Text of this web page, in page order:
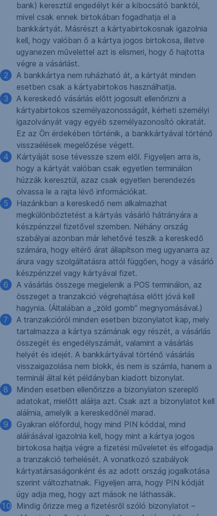
bank) keresztül engedélyt kér a kibocsátó banktól,
mivel csak ennek birtokában fogadhatja el a
bankkártyát. Másrészt a kártyabirtokosnak igazolnia
kell, hogy valóban ő a kártya jogos birtokosa, illetve
ugyanezen művelettel azt is elismeri, hogy ő hajtotta
végre a vásárlást.
A bankkártya nem ruházható át, a kártyát minden
esetben csak a kártyabirtokos használhatja.
A kereskedő vásárlás előtt jogosult ellenőrizni a
kártyabirtokos személyazonosságát, kérheti személyi
igazolványát vagy egyéb személyazonosító okiratát.
Ez az Ön érdekében történik, a bankkártyával történő
visszaélések megelőzése végett.
Kártyáját sose tévessze szem elől. Figyeljen arra is,
hogy a kártyát valóban csak egyetlen terminálon
húzzák keresztül, azaz csak egyetlen berendezés
olvassa le a rajta lévő információkat.
Hazánkban a kereskedő nem alkalmazhat
megkülönböztetést a kártyás vásárló hátrányára a
készpénzzel fizetővel szemben. Néhány ország
szabályai azonban már lehetővé teszik a kereskedő
számára, hogy eltérő árat állapítson meg ugyanarra az
árura vagy szolgáltatásra attól függően, hogy a vásárló
készpénzzel vagy kártyával fizet.
A vásárlás összege megjelenik a POS terminálon, az
összeget a tranzakció végrehajtása előtt jóvá kell
hagynia. (Általában a „zöld gomb” megnyomásával.)
A tranzakcióról minden esetben bizonylatot kap, mely
tartalmazza a kártya számának egy részét, a vásárlás
összegét és engedélyszámát, valamint a vásárlás
helyét és idejét. A bankkártyával történő vásárlás
visszaigazolása nem blokk, és nem is számla, hanem a
terminál által két példányban kiadott bizonylat.
Minden esetben ellenőrizze a bizonylaton szereplő
adatokat, mielőtt aláírja azt. Csak azt a bizonylatot kell
aláírnia, amelyik a kereskedőnél marad.
Gyakran előfordul, hogy mind PIN kóddal, mind
aláírásával igazolnia kell, hogy mint a kártya jogos
birtokosa hajtja végre a fizetési műveletet és elfogadja
a tranzakció terhelését. A vonatkozó szabályok
kártyatársaságonként és az adott ország jogalkotása
szerint változhatnak. Figyeljen arra, hogy PIN kódját
úgy adja meg, hogy azt mások ne láthassák.
Mindig őrizze meg a fizetésről szóló bizonylatot –